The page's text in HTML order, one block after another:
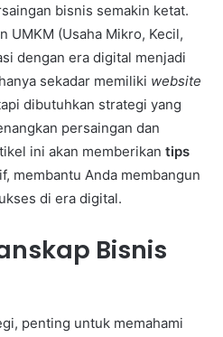
bisnis semakin ketat.
UMKM (Usaha Mikro, Kecil,
dengan era digital menjadi
sekadar memiliki website
dibutuhkan strategi yang
persaingan dan
ini akan memberikan tips
membantu Anda membangun
di era digital.
Bisnis
penting untuk memahami